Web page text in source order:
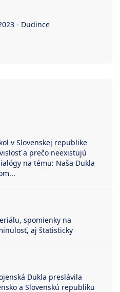
- Dudince
v Slovenskej republike
a prečo neexistujú
na tému: Naša Dukla
spomienky na
aj štatisticky
Dukla preslávila
a Slovenskú republiku